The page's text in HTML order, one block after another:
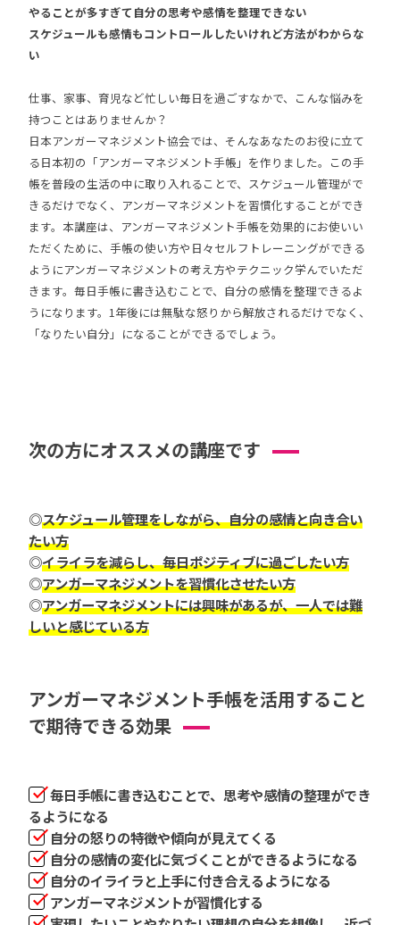
やることが多すぎて自分の思考や感情を整理できない
スケジュールも感情もコントロールしたいけれど方法がわからな
い
仕事、家事、育児など忙しい毎日を過ごすなかで、こんな悩みを
持つことはありませんか？
日本アンガーマネジメント協会では、そんなあなたのお役に立て
る日本初の「アンガーマネジメント手帳」を作りました。この手
帳を普段の生活の中に取り入れることで、スケジュール管理がで
きるだけでなく、アンガーマネジメントを習慣化することができ
ます。本講座は、アンガーマネジメント手帳を効果的にお使いい
ただくために、手帳の使い方や日々セルフトレーニングができる
ようにアンガーマネジメントの考え方やテクニック学んでいただ
きます。毎日手帳に書き込むことで、自分の感情を整理できるよ
うになります。1年後には無駄な怒りから解放されるだけでなく、
「なりたい自分」になることができるでしょう。
次の方にオススメの講座です
◎スケジュール管理をしながら、自分の感情と向き合い
たい方
◎イライラを減らし、毎日ポジティブに過ごしたい方
◎アンガーマネジメントを習慣化させたい方
◎アンガーマネジメントには興味があるが、一人では難
しいと感じている方
アンガーマネジメント手帳を活用すること
で期待できる効果
毎日手帳に書き込むことで、思考や感情の整理ができ
るようになる
自分の怒りの特徴や傾向が見えてくる
自分の感情の変化に気づくことができるようになる
自分のイライラと上手に付き合えるようになる
アンガーマネジメントが習慣化する